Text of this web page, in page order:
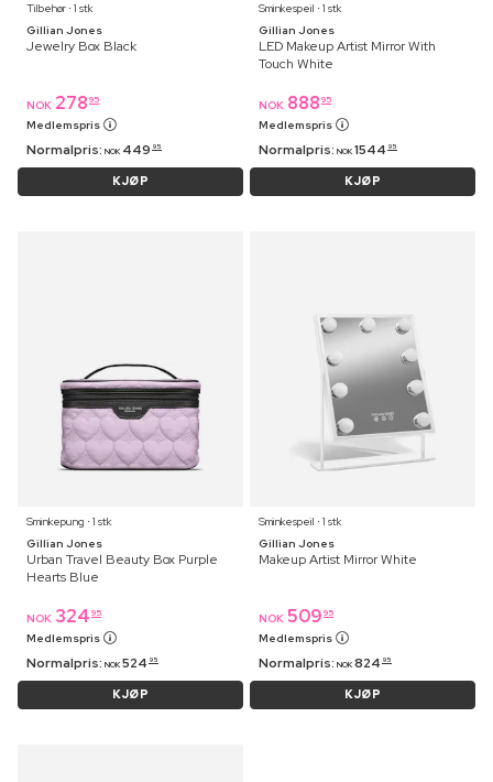
Tilbehør ⋅ 1 stk
Gillian Jones
Jewelry Box Black
NOK 278 95
Medlemspris
Normalpris: NOK 449 95
KJØP
Sminkespeil ⋅ 1 stk
Gillian Jones
LED Makeup Artist Mirror With
Touch White
NOK 888 95
Medlemspris
Normalpris: NOK 1544 95
KJØP
Sminkepung ⋅ 1 stk
Gillian Jones
Urban Travel Beauty Box Purple
Hearts Blue
NOK 324 95
Medlemspris
Normalpris: NOK 524 95
KJØP
Sminkespeil ⋅ 1 stk
Gillian Jones
Makeup Artist Mirror White
NOK 509 95
Medlemspris
Normalpris: NOK 824 95
KJØP